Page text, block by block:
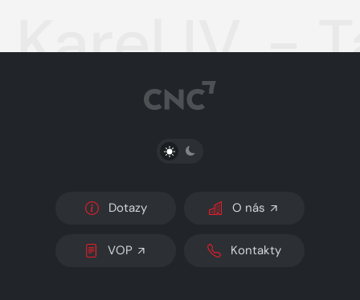
Karel IV. -
PŘEPNOUT SVĚTLÝ/TMAVÝ REŽIM
Dotazy O nás
VOP Kontakty